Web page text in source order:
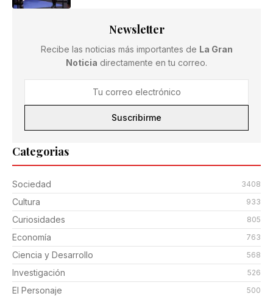
Categorias
Sociedad 3408
Cultura 933
Curiosidades 805
Economía 763
Ciencia y Desarrollo 568
Investigación 526
El Personaje 500
Newsletter
Recibe las noticias más importantes de La Gran
Noticia directamente en tu correo.
Suscribirme